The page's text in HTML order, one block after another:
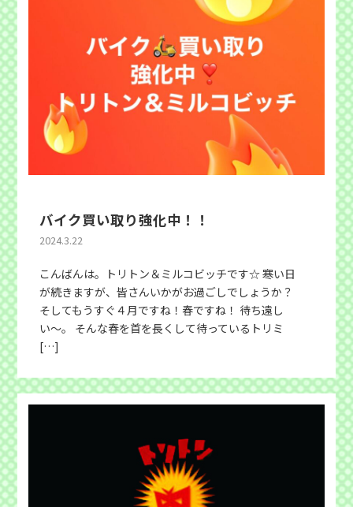
バイク買い取り強化中！！
2024.3.22
こんばんは。トリトン＆ミルコビッチです☆ 寒い日
が続きますが、皆さんいかがお過ごしでしょうか？
そしてもうすぐ４月ですね！春ですね！ 待ち遠し
い〜。 そんな春を首を長くして待っているトリミ
[…]